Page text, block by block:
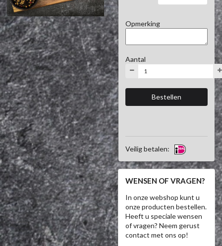
Opmerking
Aantal
Veilig betalen:
WENSEN OF VRAGEN?
In onze webshop kunt u
onze producten bestellen.
Heeft u speciale wensen
of vragen? Neem gerust
contact met ons op!